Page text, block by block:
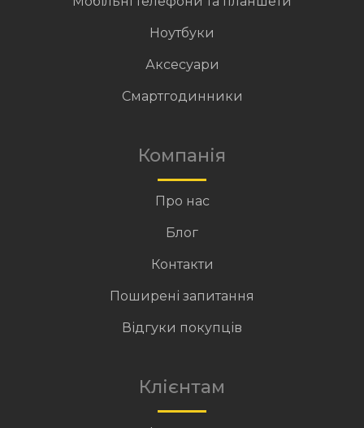
Ноутбуки
Аксесуари
Смартгодинники
Компанія
Про нас
Блог
Контакти
Поширені запитання
Відгуки покупців
Клієнтам